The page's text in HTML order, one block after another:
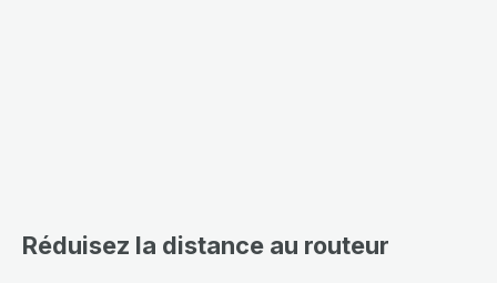
Réduisez la distance au routeur